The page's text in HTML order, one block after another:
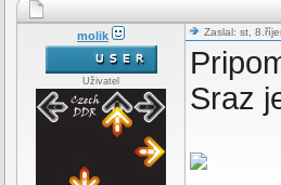
molik
Uživatel
Zaslal: st,
Sraz